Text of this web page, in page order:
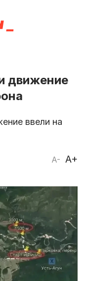
движение
ввели на
A- A+